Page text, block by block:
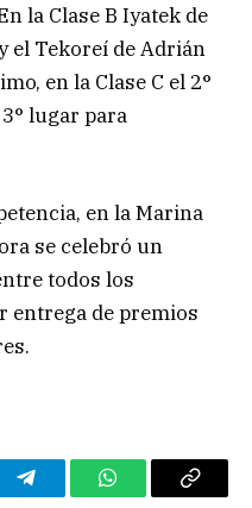
la Clase B Iyatek de
el Tekoreí de Adrián
en la Clase C el 2°
lugar para
en la Marina
se celebró un
todos los
entrega de premios
TelegramWhatsAppCopy